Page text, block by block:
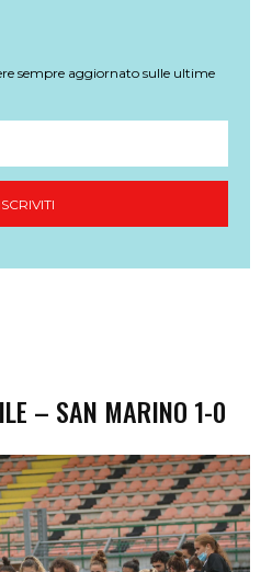
sempre aggiornato sulle ultime
ISCRIVITI